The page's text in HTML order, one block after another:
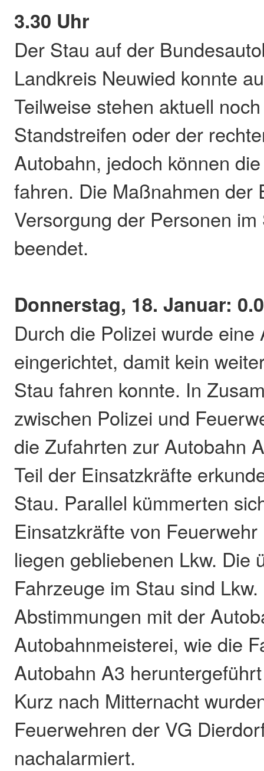
3.30 Uhr
Der Stau auf der
Landkreis Neuwied konnte
Teilweise stehen aktuell
Standstreifen oder der
Autobahn, jedoch können
fahren. Die Maßnahmen der
Versorgung der Personen
beendet.
Donnerstag, 18. Januar:
Durch die Polizei wurde eine
eingerichtet, damit kein
Stau fahren konnte. In
zwischen Polizei und
die Zufahrten zur Autobahn
Teil der Einsatzkräfte
Stau. Parallel kümmerten
Einsatzkräfte von
liegen gebliebenen Lkw. Die
Fahrzeuge im Stau sind
Abstimmungen mit der
Autobahnmeisterei, wie die
Autobahn A3
Kurz nach Mitternacht
Feuerwehren der VG
nachalarmiert.